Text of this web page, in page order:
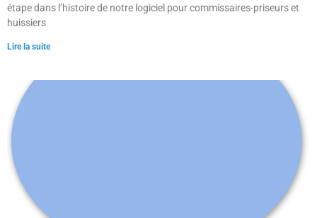
étape dans l’histoire de notre logiciel pour commissaires-priseurs et
huissiers
Lire la suite